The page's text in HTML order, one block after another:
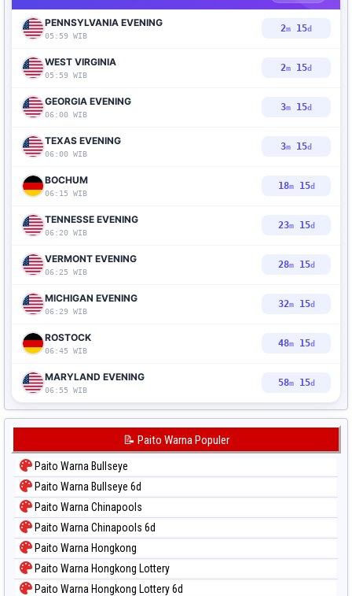
PENNSYLVANIA EVENING
05:59 WIB
2m 14d
WEST VIRGINIA
05:59 WIB
2m 14d
GEORGIA EVENING
06:00 WIB
3m 14d
TEXAS EVENING
06:00 WIB
3m 14d
BOCHUM
06:15 WIB
18m14d
TENNESSE EVENING
06:20 WIB
23m14d
VERMONT EVENING
06:25 WIB
28m14d
MICHIGAN EVENING
06:29 WIB
32m14d
ROSTOCK
06:45 WIB
48m14d
MARYLAND EVENING
06:55 WIB
58m14d
📝 Paito Warna Populer
Paito Warna Bullseye
Paito Warna Bullseye 6d
Paito Warna Chinapools
Paito Warna Chinapools 6d
Paito Warna Hongkong
Paito Warna Hongkong Lottery
Paito Warna Hongkong Lottery 6d